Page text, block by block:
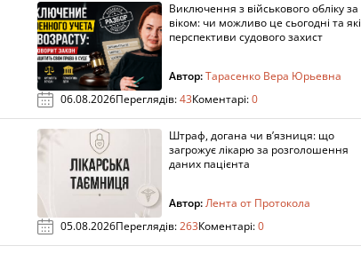
Виключення з військового обліку за
віком: чи можливо це сьогодні та які
перспективи судового захист
Автор:Тарасенко Вера Юрьевна
06.08.2026Переглядів:43Коментарі:0
Штраф, догана чи в’язниця: що
загрожує лікарю за розголошення
даних пацієнта
Автор:Лента от Протокола
05.08.2026Переглядів:263Коментарі:0